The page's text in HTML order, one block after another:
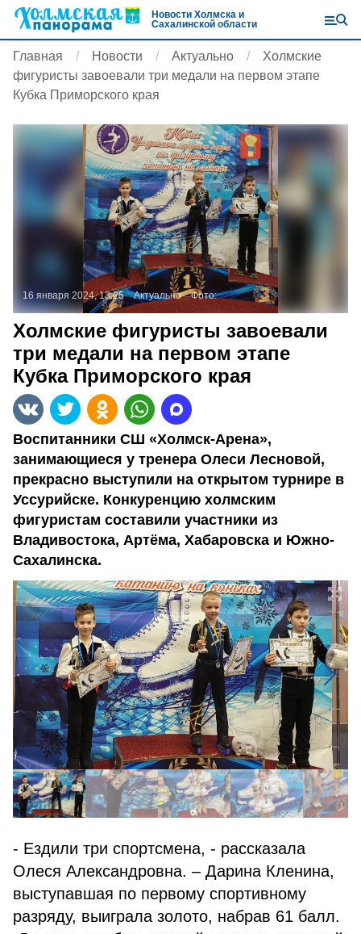
Новости Холмска и
Сахалинской области
Главная Новости Актуально
Холмские
фигуристы завоевали три медали на первом этапе
Кубка Приморского края
16 января 2024, 13:25 Актуально Фото:
Холмские фигуристы завоевали
три медали на первом этапе
Кубка Приморского края
Воспитанники СШ «Холмск-Арена»,
занимающиеся у тренера Олеси Лесновой,
прекрасно выступили на открытом турнире в
Уссурийске. Конкуренцию холмским
фигуристам составили участники из
Владивостока, Артёма, Хабаровска и Южно-
Сахалинска.
- Ездили три спортсмена, - рассказала
Олеся Александровна. – Дарина Кленина,
выступавшая по первому спортивному
разряду, выиграла золото, набрав 61 балл.